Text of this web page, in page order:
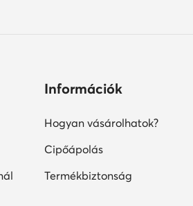
Információk
Hogyan vásárolhatok?
Cipőápolás
Termékbiztonság